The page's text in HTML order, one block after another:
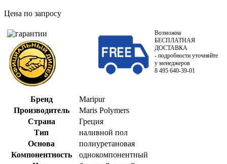
Цена по запросу
Возможна
БЕСПЛАТНАЯ
ДОСТАВКА
- подробности уточняйте
у менеджеров
8 495 640-39-01
Бренд
Maripur
Производитель
Maris Polymers
Страна
Греция
Тип
наливной пол
Основа
полиуретановая
Компонентность
однокомпонентный